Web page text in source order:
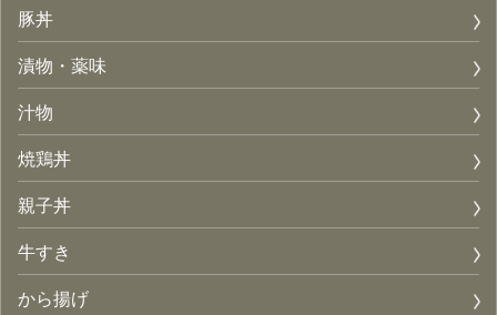
豚丼
漬物・薬味
汁物
焼鶏丼
親子丼
牛すき
から揚げ